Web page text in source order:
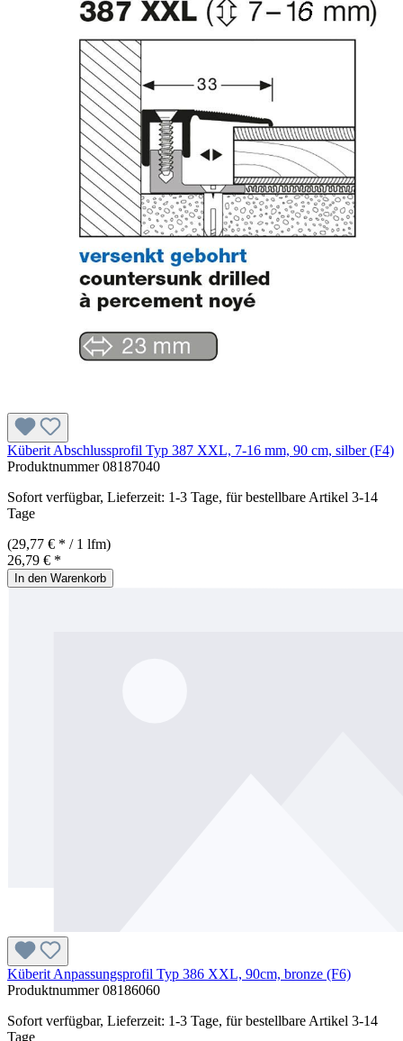
Küberit Abschlussprofil Typ 387 XXL, 7-16 mm, 90 cm, silber (F4)
Produktnummer08187040
Sofort verfügbar, Lieferzeit: 1-3 Tage, für bestellbare Artikel 3-14
Tage
(29,77 € * / 1 lfm)
26,79 € *
In den Warenkorb
Küberit Anpassungsprofil Typ 386 XXL, 90cm, bronze (F6)
Produktnummer08186060
Sofort verfügbar, Lieferzeit: 1-3 Tage, für bestellbare Artikel 3-14
Tage